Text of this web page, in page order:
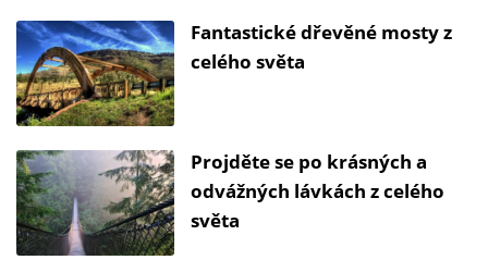
Fantastické dřevěné mosty z
celého světa
Projděte se po krásných a
odvážných lávkách z celého
světa